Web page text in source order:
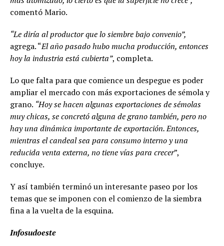
comentó Mario.
“Le diría al productor que lo siembre bajo convenio”,
agrega. “El año pasado hubo mucha producción, entonces
hoy la industria está cubierta”, completa.
Lo que falta para que comience un despegue es poder
ampliar el mercado con más exportaciones de sémola y
grano. “Hoy se hacen algunas exportaciones de sémolas
muy chicas, se concretó alguna de grano también, pero no
hay una dinámica importante de exportación. Entonces,
mientras el candeal sea para consumo interno y una
reducida venta externa, no tiene vías para crecer”,
concluye.
Y así también terminó un interesante paseo por los
temas que se imponen con el comienzo de la siembra
fina a la vuelta de la esquina.
Infosudoeste